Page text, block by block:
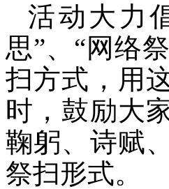
活动大力
思”、“网络
扫方式，用
时，鼓励大
鞠躬、诗赋
祭扫形式。